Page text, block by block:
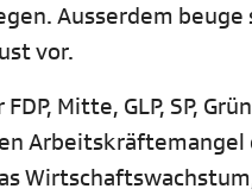
Ausserdem
vor.
Mitte, GLP, SP,